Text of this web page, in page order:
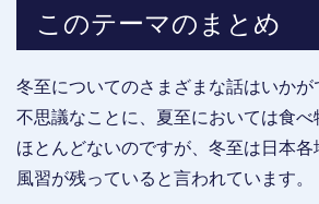
このテーマのまとめ
冬至についてのさまざまな話はいかが
不思議なことに、夏至においては食
ほとんどないのですが、冬至は日本
風習が残っていると言われています。